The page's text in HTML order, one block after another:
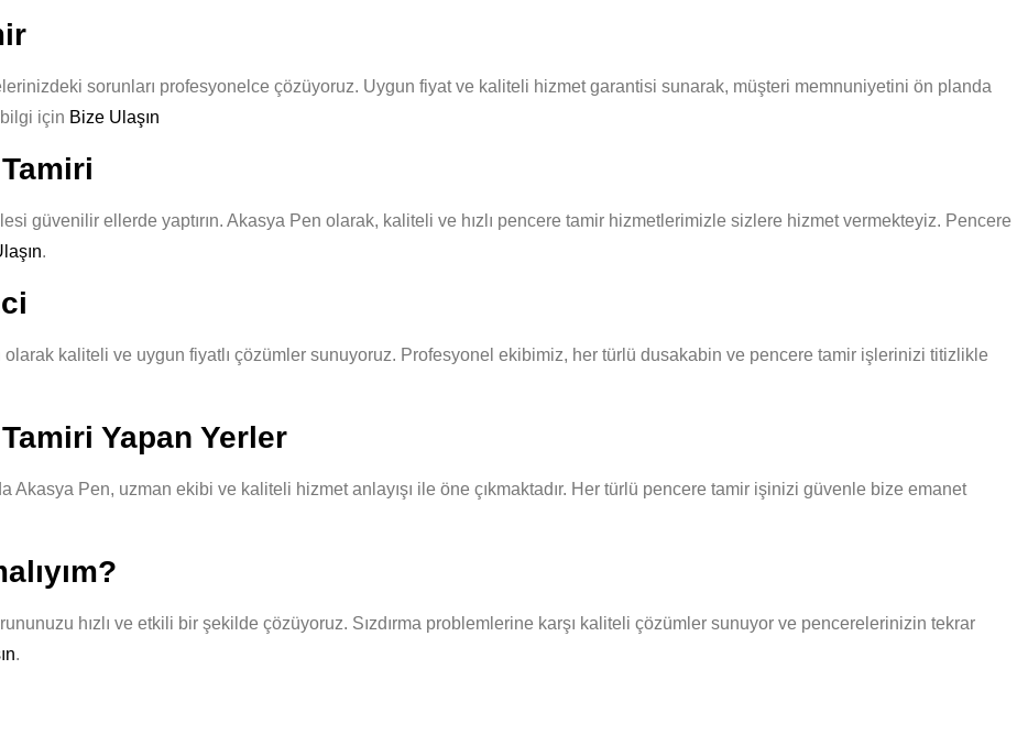
sorunları profesyonelce çözüyoruz. Uygun fiyat ve kaliteli hizmet garantisi sunarak, müşteri memnuniyetini ön planda
için Bize Ulaşın
güvenilir ellerde yaptırın. Akasya Pen olarak, kaliteli ve hızlı pencere tamir hizmetlerimizle sizlere hizmet vermekteyiz. Pencere
.
kaliteli ve uygun fiyatlı çözümler sunuyoruz. Profesyonel ekibimiz, her türlü dusakabin ve pencere tamir işlerinizi titizlikle
Yapan Yerler
Pen, uzman ekibi ve kaliteli hizmet anlayışı ile öne çıkmaktadır. Her türlü pencere tamir işinizi güvenle bize emanet
hızlı ve etkili bir şekilde çözüyoruz. Sızdırma problemlerine karşı kaliteli çözümler sunuyor ve pencerelerinizin tekrar
.